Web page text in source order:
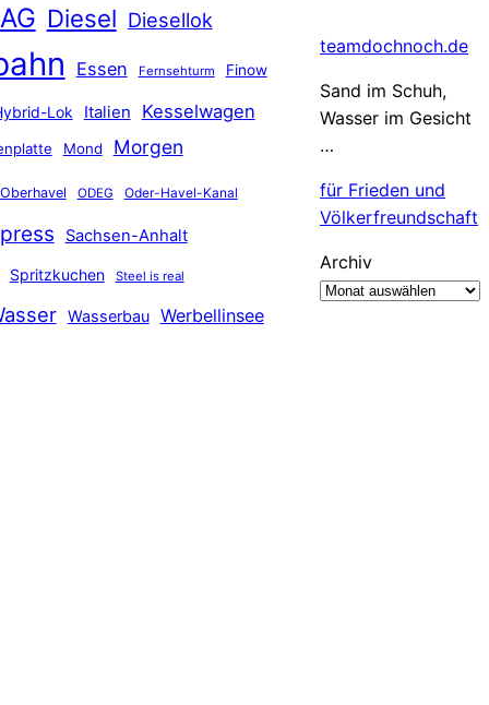
Diesel Diesellok
Essen Fernsehturm Finow
Lok Italien Kesselwagen
Mond Morgen
Oberhavel ODEG Oder-Havel-Kanal
Sachsen-Anhalt
Spritzkuchen Steel is real
Wasserbau Werbellinsee
teamdochnoch.de
Sand im Schuh,
Wasser im Gesicht
…
für Frieden und
Völkerfreundschaft
Archiv